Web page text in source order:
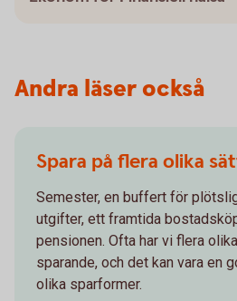
Andra läser också
Spara på flera olika
Semester, en buffert för
utgifter, ett framtida
pensionen. Ofta har vi flera
sparande, och det kan vara en
olika sparformer.